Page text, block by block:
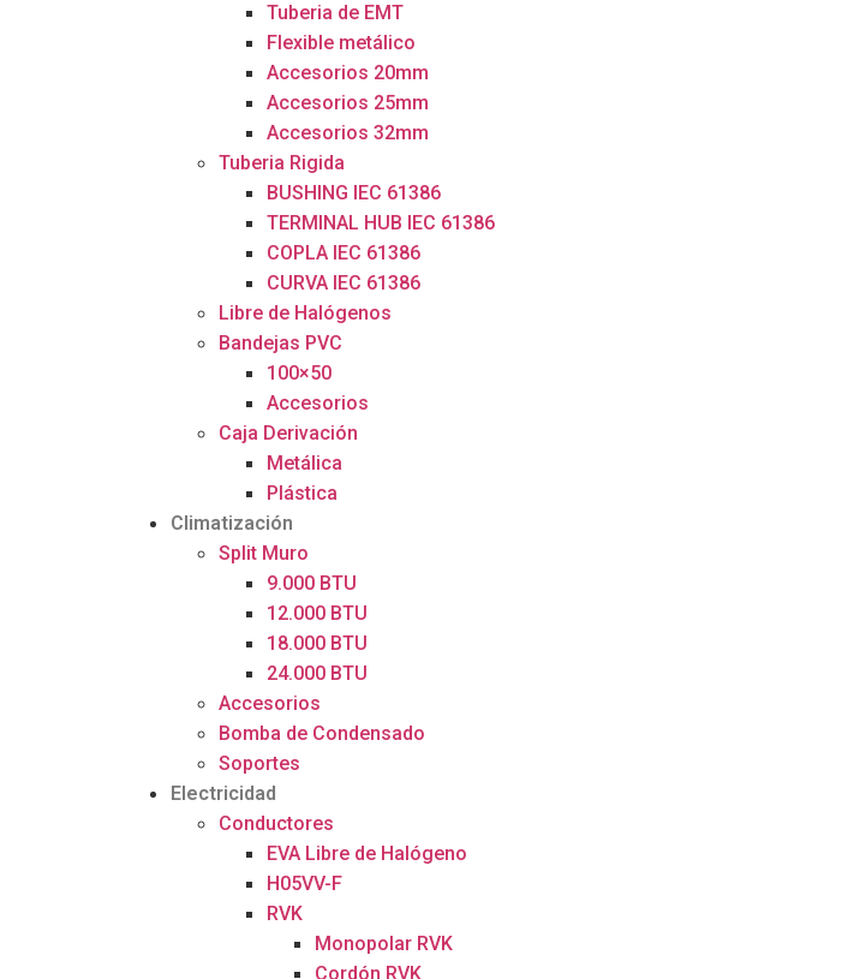
Tuberia de EMT
Flexible metálico
Accesorios 20mm
Accesorios 25mm
Accesorios 32mm
Tuberia Rigida
BUSHING IEC 61386
TERMINAL HUB IEC 61386
COPLA IEC 61386
CURVA IEC 61386
Libre de Halógenos
Bandejas PVC
100×50
Accesorios
Caja Derivación
Metálica
Plástica
Climatización
Split Muro
9.000 BTU
12.000 BTU
18.000 BTU
24.000 BTU
Accesorios
Bomba de Condensado
Soportes
Electricidad
Conductores
EVA Libre de Halógeno
H05VV-F
RVK
Monopolar RVK
Cordón RVK